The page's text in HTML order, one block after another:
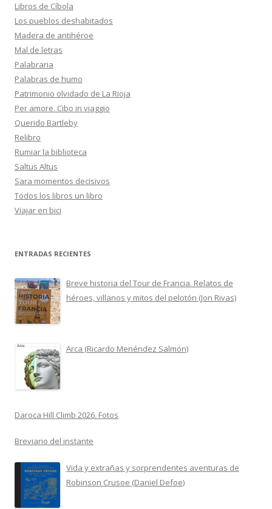
Libros de Cíbola
Los pueblos deshabitados
Madera de antihéroe
Mal de letras
Palabraria
Palabras de humo
Patrimonio olvidado de La Rioja
Per amore. Cibo in viaggio
Querido Bartleby
Relibro
Rumiar la biblioteca
Saltus Altus
Sara momentos decisivos
Todos los libros un libro
Viajar en bici
ENTRADAS RECIENTES
Breve historia del Tour de Francia. Relatos de
héroes, villanos y mitos del pelotón (Jon Rivas)
Arca (Ricardo Menéndez Salmón)
Daroca Hill Climb 2026. Fotos
Breviario del instante
Vida y extrañas y sorprendentes aventuras de
Robinson Crusoe (Daniel Defoe)